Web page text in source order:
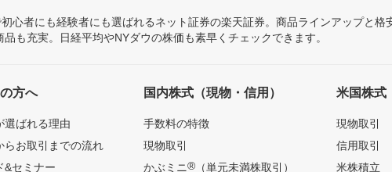
心者にも経験者にも選ばれるネット証券の楽天証券。商品ラインアップと
も充実。日経平均やNYダウの株価も素早くチェックできます。
方へ
選ばれる理由
らお取引までの流れ
&セミナー
国内株式（現物・信用）
手数料の特徴
現物取引
かぶミニ®（単元未満株取引）
米国株式
現物取引
信用取引
米株積立